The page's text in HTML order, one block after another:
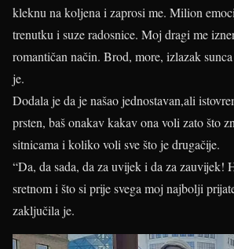
kleknu na koljena i zaprosi me. Milion
trenutku i suze radosnice. Moj dragi me
romantičan način. Brod, more, izlazak
je.
Dodala je da je našao jednostavan,ali
prsten, baš onakav kakav ona voli zato što
sitnicama i koliko voli sve što je drugačije.
“Da, da sada, da za uvijek i da za zauvijek!
sretnom i što si prije svega moj najbolji
zaključila je.